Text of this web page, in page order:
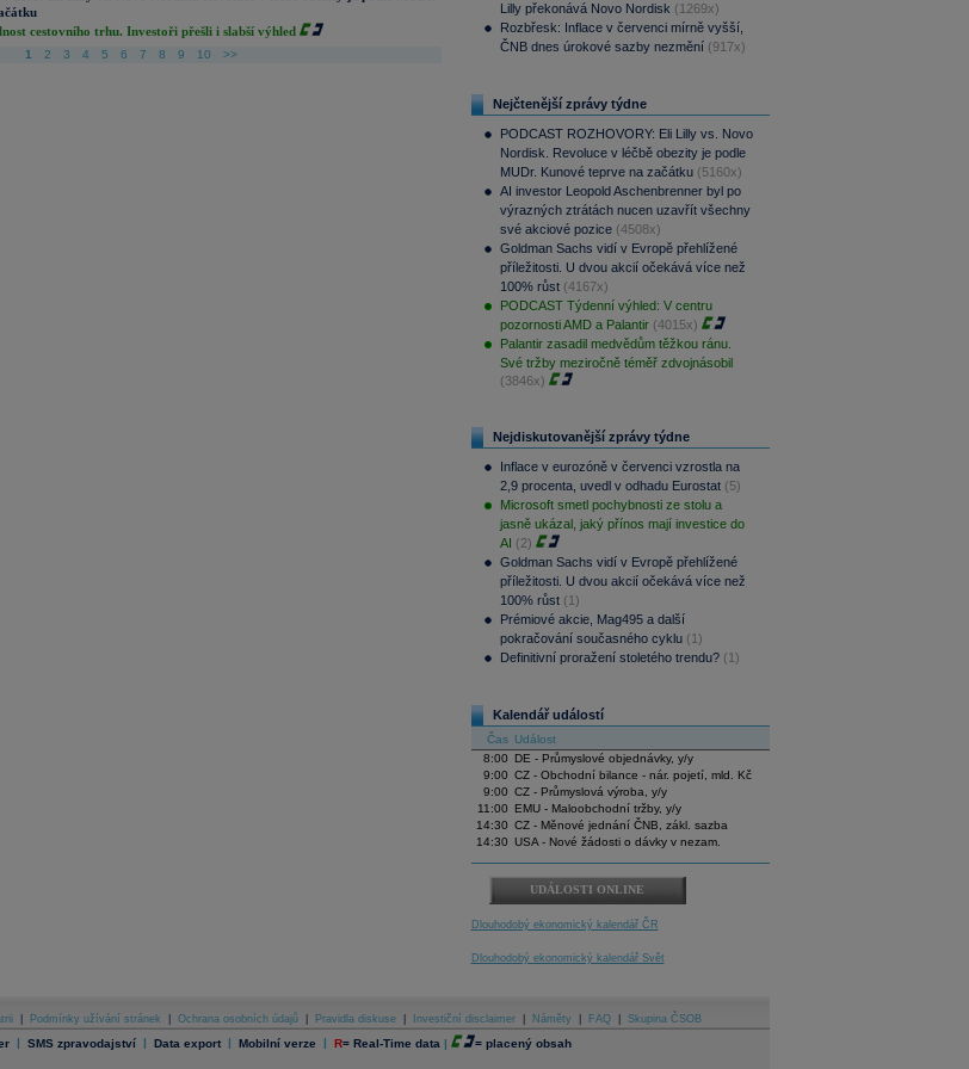
cestovního trhu. Investoři přešli i slabší výhled
1 2 3 4 5 6 7 8 9 10 >>
Lilly překonává Novo Nordisk (1269x)
Rozbřesk: Inflace v červenci mírně vyšší,
ČNB dnes úrokové sazby nezmění (917x)
Nejčtenější zprávy týdne
PODCAST ROZHOVORY: Eli Lilly vs. Novo
Nordisk. Revoluce v léčbě obezity je podle
MUDr. Kunové teprve na začátku (5160x)
AI investor Leopold Aschenbrenner byl po
výrazných ztrátách nucen uzavřít všechny
své akciové pozice (4508x)
Goldman Sachs vidí v Evropě přehlížené
příležitosti. U dvou akcií očekává více než
100% růst (4167x)
PODCAST Týdenní výhled: V centru
pozornosti AMD a Palantir (4015x)
Palantir zasadil medvědům těžkou ránu.
Své tržby meziročně téměř zdvojnásobil
(3846x)
Nejdiskutovanější zprávy týdne
Inflace v eurozóně v červenci vzrostla na
2,9 procenta, uvedl v odhadu Eurostat (5)
Microsoft smetl pochybnosti ze stolu a
jasně ukázal, jaký přínos mají investice do
AI (2)
Goldman Sachs vidí v Evropě přehlížené
příležitosti. U dvou akcií očekává více než
100% růst (1)
Prémiové akcie, Mag495 a další
pokračování současného cyklu (1)
Definitivní proražení stoletého trendu? (1)
Kalendář událostí
Čas Událost
8:00
DE - Průmyslové objednávky, y/y
9:00 CZ - Obchodní bilance - nár. pojetí, mld. Kč
9:00 CZ - Průmyslová výroba, y/y
11:00
EMU - Maloobchodní tržby, y/y
14:30 CZ - Měnové jednání ČNB, zákl. sazba
14:30 USA - Nové žádosti o dávky v nezam.
UDÁLOSTI ONLINE
Dlouhodobý ekonomický kalendář ČR
Dlouhodobý ekonomický kalendář Svět
Podmínky užívání stránek Ochrana osobních údajů Pravidla diskuse Investiční disclaimer Náměty FAQ Skupina ČSOB
| SMS zpravodajství | Data export | Mobilní verze | R= Real-Time data | = placený obsah